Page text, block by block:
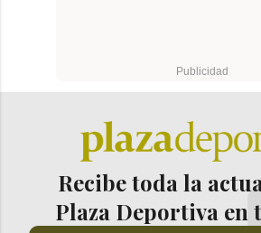
Recibe toda la
Plaza Deportiva en